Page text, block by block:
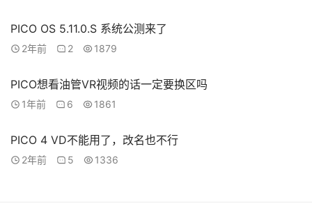
PICO OS 5.11.0.S 系统公测来了
2年前 2 1879
PICO想看油管VR视频的话一定要换区吗
1年前 6 1861
PICO 4 VD不能用了，改名也不行
2年前 5 1336